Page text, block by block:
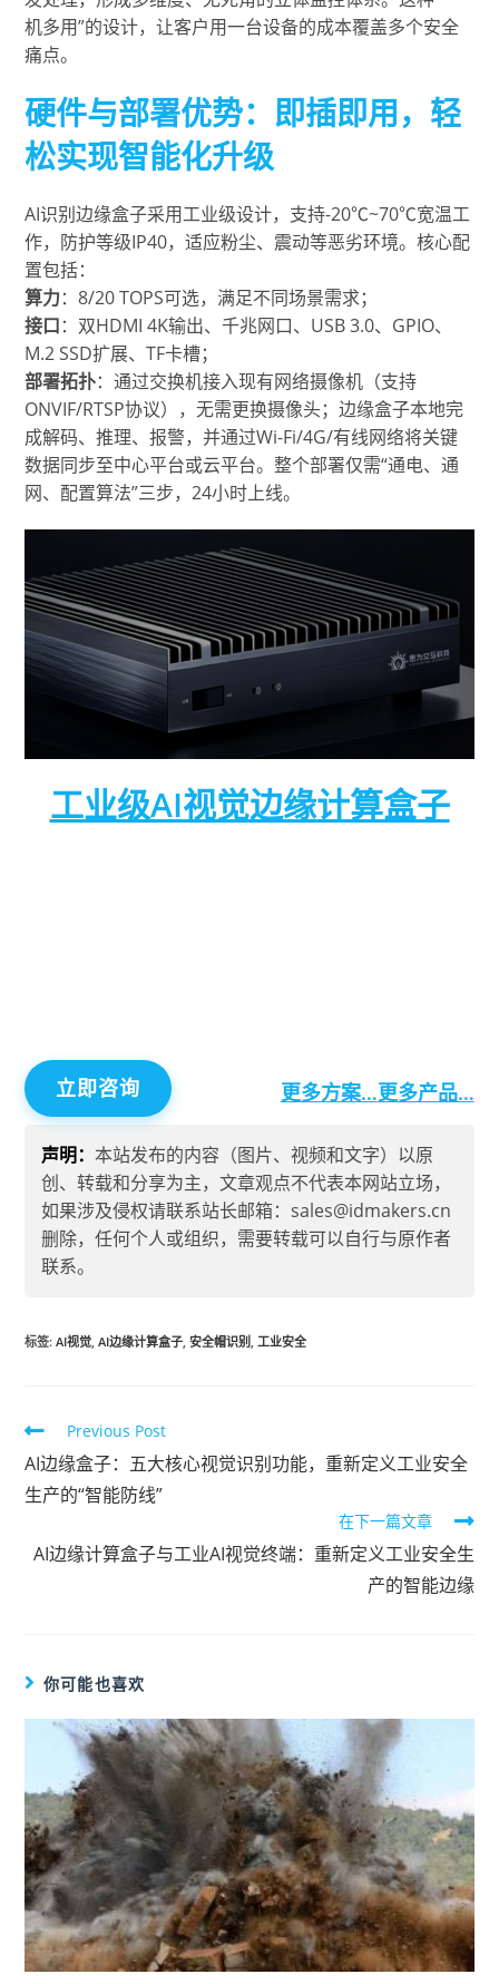
机多用”的设计，让客户用一台设备的成本覆盖多个安全
痛点。
硬件与部署优势：即插即用，轻
松实现智能化升级
AI识别边缘盒子采用工业级设计，支持-20℃~70℃宽温工
作，防护等级IP40，适应粉尘、震动等恶劣环境。核心配
置包括：
算力：8/20 TOPS可选，满足不同场景需求；
接口：双HDMI 4K输出、千兆网口、USB 3.0、GPIO、
M.2 SSD扩展、TF卡槽；
部署拓扑：通过交换机接入现有网络摄像机（支持
ONVIF/RTSP协议），无需更换摄像头；边缘盒子本地完
成解码、推理、报警，并通过Wi-Fi/4G/有线网络将关键
数据同步至中心平台或云平台。整个部署仅需“通电、通
网、配置算法”三步，24小时上线。
工业级AI视觉边缘计算盒子
立即咨询 更多方案…更多产品…
声明：本站发布的内容（图片、视频和文字）以原
创、转载和分享为主，文章观点不代表本网站立场，
如果涉及侵权请联系站长邮箱：sales@idmakers.cn
删除，任何个人或组织，需要转载可以自行与原作者
联系。
标签:AI视觉 AI边缘计算盒子 安全帽识别 工业安全
Previous Post
AI边缘盒子：五大核心视觉识别功能，重新定义工业安全
生产的“智能防线”
在下一篇文章
AI边缘计算盒子与工业AI视觉终端：重新定义工业安全生
产的智能边缘
你可能也喜欢